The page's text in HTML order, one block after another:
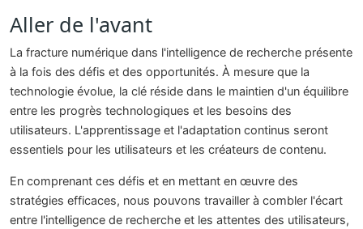
Aller de l'avant
La fracture numérique dans l'intelligence de recherche présente
à la fois des défis et des opportunités. À mesure que la
technologie évolue, la clé réside dans le maintien d'un équilibre
entre les progrès technologiques et les besoins des
utilisateurs. L'apprentissage et l'adaptation continus seront
essentiels pour les utilisateurs et les créateurs de contenu.
En comprenant ces défis et en mettant en œuvre des
stratégies efficaces, nous pouvons travailler à combler l'écart
entre l'intelligence de recherche et les attentes des utilisateurs,